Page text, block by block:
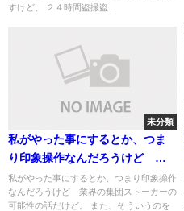
すけど、 ２４時間盗撮盗...
未分類
私がやった事にするとか、つま
り印象操作なんだろうけど 業
界の集団ストーカーの
私がやった事にするとか、つまり印象操作
なんだろうけど 業界の集団ストーカーの
可能性の話だけど。 また、そういうのを